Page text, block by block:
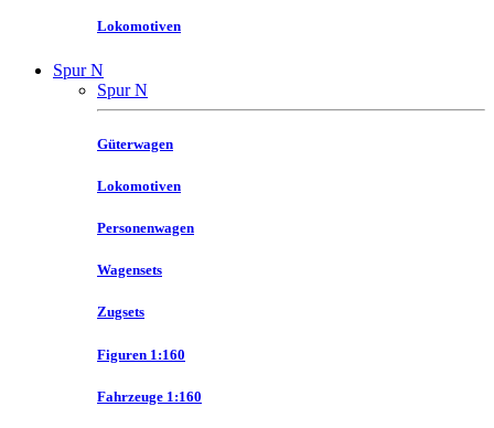
Lokomotiven
Spur N
Spur N
Güterwagen
Lokomotiven
Personenwagen
Wagensets
Zugsets
Figuren 1:160
Fahrzeuge 1:160